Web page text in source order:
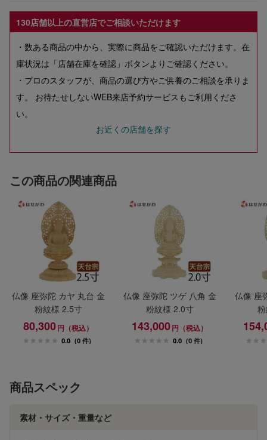
130店舗以上の直営店でご相談いただけます
・数ある商品の中から、実際に商品をご確認いただけます。在
庫状況は「店舗在庫を確認」ボタンよりご確認ください。
・プロのスタッフが、商品の選び方やご供養のご相談を承りま
す。 お待たせしないWEB来店予約サービスもご利用くださ
い。
お近くの店舗を探す
この商品の関連商品
仏像 座弥陀 カヤ 丸台 金
粉紋様 2.5寸
80,300円（税込）
0.0 (0 件)
仏像 座弥陀 ツゲ 八角 金
粉紋様 2.0寸
143,000円（税込）
0.0 (0 件)
仏像 座
商品スペック
素材・サイズ・重量など